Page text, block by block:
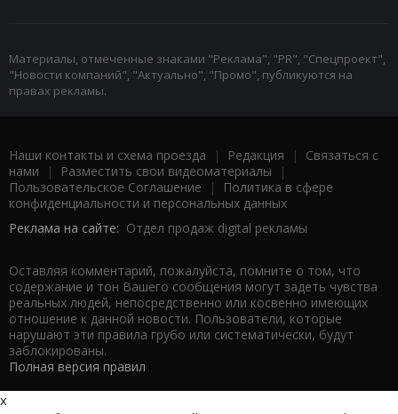
Материалы, отмеченные знаками "Реклама", "PR", "Спецпроект",
"Новости компаний", "Актуально", "Промо", публикуются на
правах рекламы.
Наши контакты и схема проезда | Редакция | Связаться с
нами | Разместить свои видеоматериалы |
Пользовательское Соглашение |
Политика в сфере
конфиденциальности и персональных данных
Реклама на сайте: Отдел продаж digital рекламы
Оставляя комментарий, пожалуйста, помните о том, что
содержание и тон Вашего сообщения могут задеть чувства
реальных людей, непосредственно или косвенно имеющих
отношение к данной новости. Пользователи, которые
нарушают эти правила грубо или систематически, будут
заблокированы.
Полная версия правил
x